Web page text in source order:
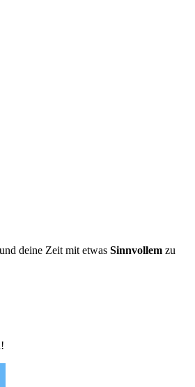
deine Zeit mit etwas Sinnvollem zu